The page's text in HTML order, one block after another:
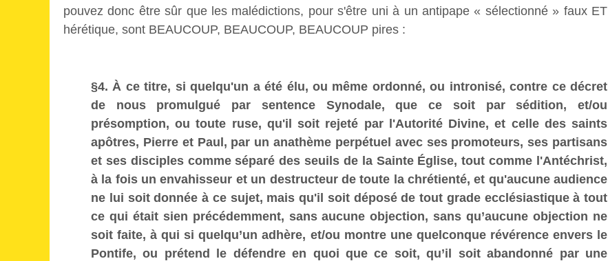
pouvez donc être sûr que les malédictions, pour s'être uni à un antipape « sélectionné » faux ET
hérétique, sont BEAUCOUP, BEAUCOUP, BEAUCOUP pires :
§4. À ce titre, si quelqu'un a été élu, ou même ordonné, ou intronisé, contre ce décret
de nous promulgué par sentence Synodale, que ce soit par sédition, et/ou
présomption, ou toute ruse, qu'il soit rejeté par l'Autorité Divine, et celle des saints
apôtres, Pierre et Paul, par un anathème perpétuel avec ses promoteurs, ses partisans
et ses disciples comme séparé des seuils de la Sainte Église, tout comme l'Antéchrist,
à la fois un envahisseur et un destructeur de toute la chrétienté, et qu'aucune audience
ne lui soit donnée à ce sujet, mais qu'il soit déposé de tout grade ecclésiastique à tout
ce qui était sien précédemment, sans aucune objection, sans qu’aucune objection ne
soit faite, à qui si quelqu’un adhère, et/ou montre une quelconque révérence envers le
Pontife, ou prétend le défendre en quoi que ce soit, qu’il soit abandonné par une